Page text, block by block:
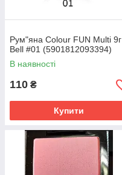
Рум"яна Colour FUN Multi 9г
Bell #01 (5901812093394)
В наявності
110 ₴
Купити